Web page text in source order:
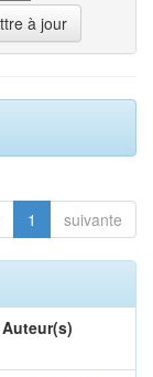
1 suivante
Auteur(s)